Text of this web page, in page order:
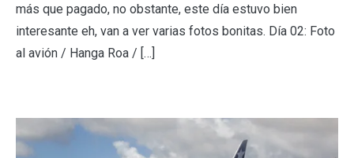
más que pagado, no obstante, este día estuvo bien
interesante eh, van a ver varias fotos bonitas. Día 02: Foto
al avión / Hanga Roa / […]